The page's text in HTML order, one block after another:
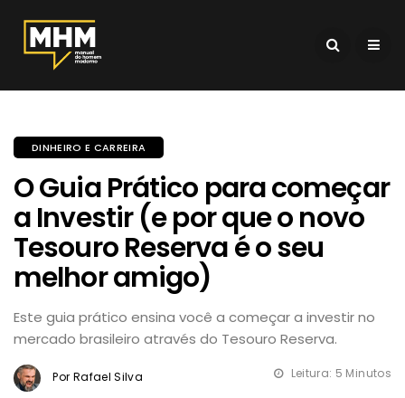
DINHEIRO E CARREIRA
O Guia Prático para começar
a Investir (e por que o novo
Tesouro Reserva é o seu
melhor amigo)
Este guia prático ensina você a começar a investir no
mercado brasileiro através do Tesouro Reserva.
Por Rafael Silva Leitura: 5 Minutos